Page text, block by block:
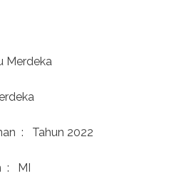
Merdeka
: Tahun 2022
: MI